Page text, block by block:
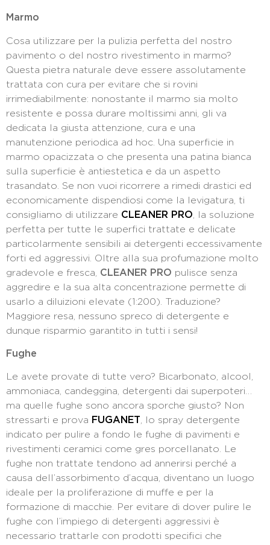
Marmo
Cosa utilizzare per la pulizia perfetta del nostro
pavimento o del nostro rivestimento in marmo?
Questa pietra naturale deve essere assolutamente
trattata con cura per evitare che si rovini
irrimediabilmente: nonostante il marmo sia molto
resistente e possa durare moltissimi anni, gli va
dedicata la giusta attenzione, cura e una
manutenzione periodica ad hoc. Una superficie in
marmo opacizzata o che presenta una patina bianca
sulla superficie è antiestetica e da un aspetto
trasandato. Se non vuoi ricorrere a rimedi drastici ed
economicamente dispendiosi come la levigatura, ti
consigliamo di utilizzare CLEANER PRO , la soluzione
perfetta per tutte le superfici trattate e delicate
particolarmente sensibili ai detergenti eccessivamente
forti ed aggressivi. Oltre alla sua profumazione molto
gradevole e fresca, CLEANER PRO pulisce senza
aggredire e la sua alta concentrazione permette di
usarlo a diluizioni elevate (1:200). Traduzione?
Maggiore resa, nessuno spreco di detergente e
dunque risparmio garantito in tutti i sensi!
Fughe
Le avete provate di tutte vero? Bicarbonato, alcool,
ammoniaca, candeggina, detergenti dai superpoteri…
ma quelle fughe sono ancora sporche giusto? Non
stressarti e prova FUGANET, lo spray detergente
indicato per pulire a fondo le fughe di pavimenti e
rivestimenti ceramici come gres porcellanato. Le
fughe non trattate tendono ad annerirsi perché a
causa dell’assorbimento d’acqua, diventano un luogo
ideale per la proliferazione di muffe e per la
formazione di macchie. Per evitare di dover pulire le
fughe con l’impiego di detergenti aggressivi è
necessario trattarle con prodotti specifici che